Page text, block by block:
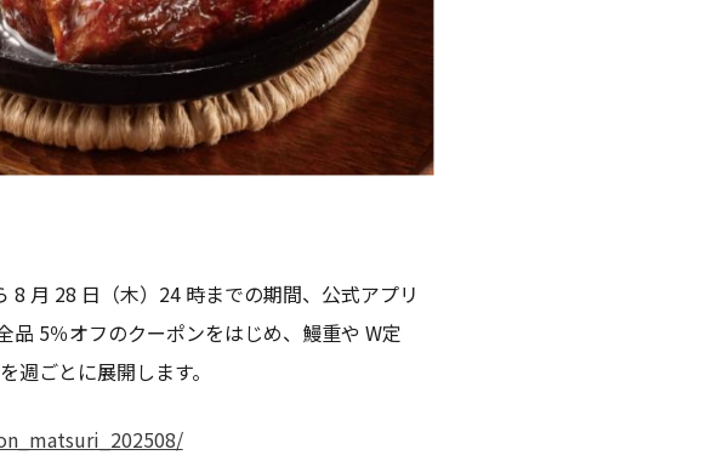
月 28 日（木）24 時までの期間、公式アプリ
5％オフのクーポンをはじめ、鰻重や W定
ごとに展開します。